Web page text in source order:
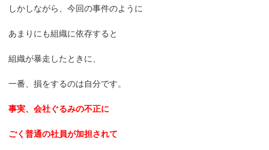
しかしながら、今回の事件のように
あまりにも組織に依存すると
組織が暴走したときに、
一番、損をするのは自分です。
事実、会社ぐるみの不正に
ごく普通の社員が加担されて